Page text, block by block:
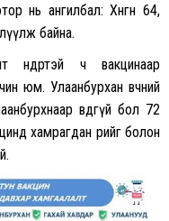
нь ангилбал: Хөнгөн 64,
байна.
өндөртэй ч вакцинаар
юм. Улаанбурхан өвчний
өвдөөгүй бол 72
хамрагдан өөрийгөө болон